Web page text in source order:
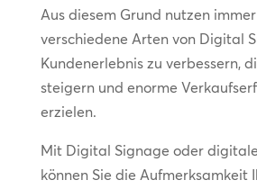
Aus diesem Grund nutzen
verschiedene Arten von Digital
Kundenerlebnis zu verbessern,
steigern und enorme
erzielen.
Mit Digital Signage oder
können Sie die Aufmerksamkeit